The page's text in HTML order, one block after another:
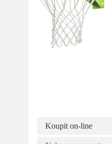
Koupit on-line